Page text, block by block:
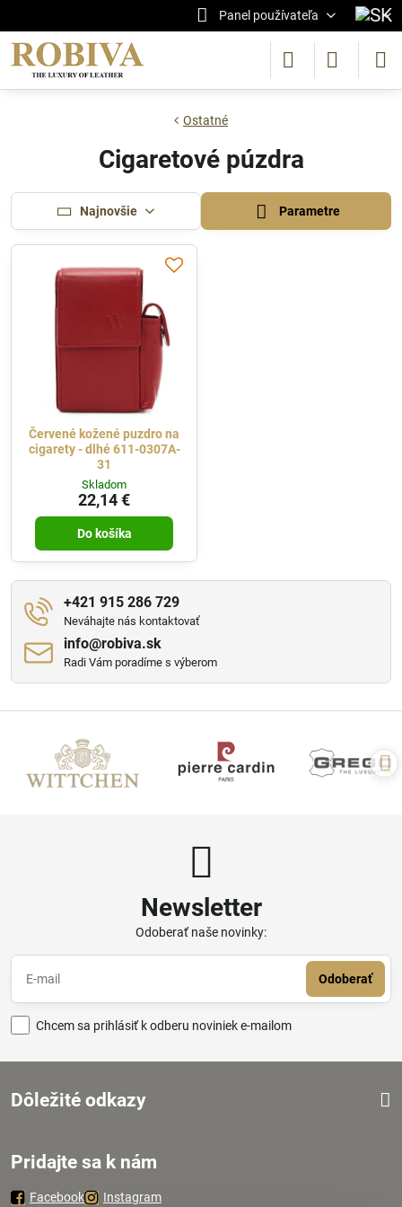
Panel používateľa
Ostatné
Cigaretové púzdra
Najnovšie Parametre
Červené kožené puzdro na
cigarety - dlhé 611-0307A-
31
Skladom
22,14 €
Do košíka
+421 915 286 729
Neváhajte nás kontaktovať
info​@robiva​.sk
Radi Vám poradíme s výberom
Newsletter
Odoberať naše novinky:
Odoberať
Chcem sa prihlásiť k odberu noviniek e-mailom
Dôležité odkazy
Pridajte sa k nám
Facebook Instagram